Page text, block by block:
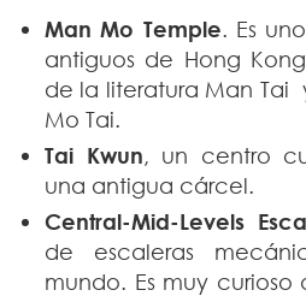
Man Mo Temple. Es
antiguos de Hong
de la literatura Man Tai
Mo Tai.
Tai Kwun, un centro
una antigua cárcel.
Central-Mid-Levels
de escaleras
mundo. Es muy